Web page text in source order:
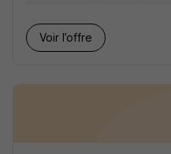
Voir l’offre